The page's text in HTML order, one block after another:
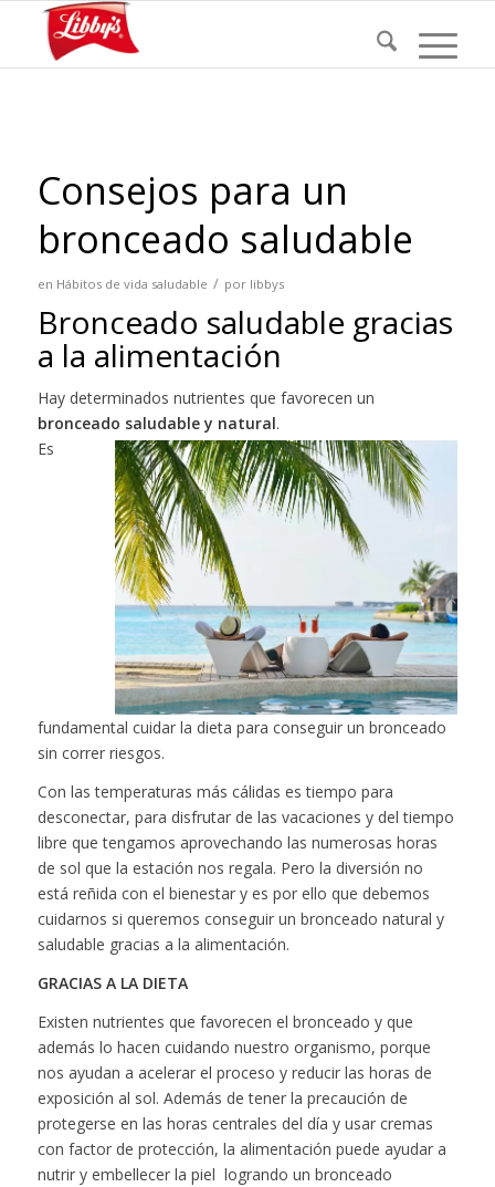
Consejos para un
bronceado saludable
en Hábitos de vida saludable / por libbys
Bronceado saludable gracias
a la alimentación
Hay determinados nutrientes que favorecen un
bronceado saludable y natural.
Es
fundamental cuidar la dieta para conseguir un bronceado
sin correr riesgos.
Con las temperaturas más cálidas es tiempo para
desconectar, para disfrutar de las vacaciones y del tiempo
libre que tengamos aprovechando las numerosas horas
de sol que la estación nos regala. Pero la diversión no
está reñida con el bienestar y es por ello que debemos
cuidarnos si queremos conseguir un bronceado natural y
saludable gracias a la alimentación.
GRACIAS A LA DIETA
Existen nutrientes que favorecen el bronceado y que
además lo hacen cuidando nuestro organismo, porque
nos ayudan a acelerar el proceso y reducir las horas de
exposición al sol. Además de tener la precaución de
protegerse en las horas centrales del día y usar cremas
con factor de protección, la alimentación puede ayudar a
nutrir y embellecer la piel logrando un bronceado